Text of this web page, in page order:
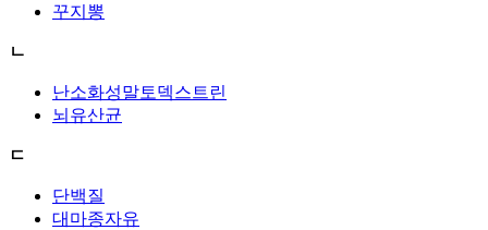
꾸지뽕
ㄴ
난소화성말토덱스트린
뇌유산균
ㄷ
단백질
대마종자유